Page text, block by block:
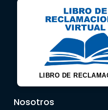
LIBRO DE
Nosotros